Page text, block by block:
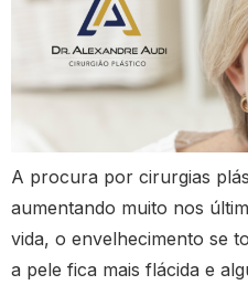
A procura por cirurgias
aumentando muito nos
vida, o envelhecimento se
a pele fica mais flácida e